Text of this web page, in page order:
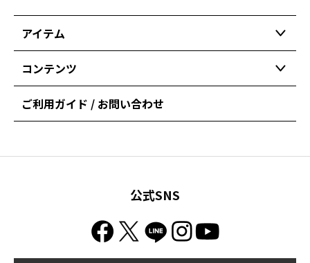
アイテム
コンテンツ
ご利用ガイド / お問い合わせ
公式SNS